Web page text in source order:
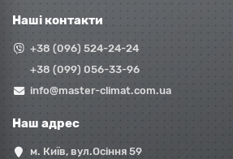
Наші контакти
+38 (096) 524-24-24
+38 (099) 056-33-96
info@master-climat.com.ua
Наш адрес
м. Київ, вул.Осіння 59